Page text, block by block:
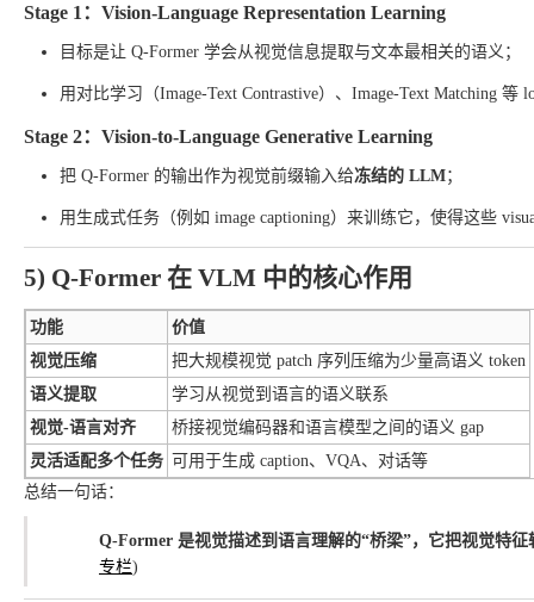
Stage 1：Vision-Language Representation Learning
目标是让 Q-Former 学会从视觉信息提取与文本最相关的语义；
用对比学习（Image-Text Contrastive）、Image-Text Matching 等
Stage 2：Vision-to-Language Generative Learning
把 Q-Former 的输出作为视觉前缀输入给冻结的 LLM；
用生成式任务（例如 image captioning）来训练它，使得这些
5) Q-Former 在 VLM 中的核心作用
功能
价值
视觉压缩
把大规模视觉 patch 序列压缩为少量高语义 token
语义提取
学习从视觉到语言的语义联系
视觉-语言对齐
桥接视觉编码器和语言模型之间的语义 gap
灵活适配多个任务 可用于生成 caption、VQA、对话等
总结一句话：
Q-Former 是视觉描述到语言理解的“桥梁”，它把视觉特
专栏)